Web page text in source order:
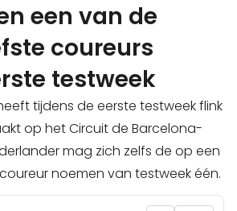
een van de
coureurs
testweek
tijdens de eerste testweek flink
op het Circuit de Barcelona-
mag zich zelfs de op een
noemen van testweek één.